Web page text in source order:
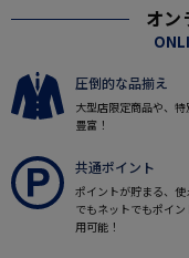
オン
圧倒的な品揃え
大型店限定商品や、特
豊富！
共通ポイント
ポイントが貯まる、
でもネットでもポイン
用可能！